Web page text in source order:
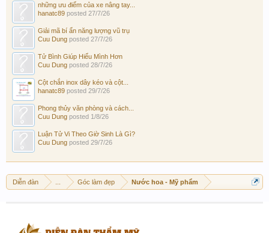
những ưu điểm của xe nâng tay...
hanatc89 posted 27/7/26
Giải mã bí ẩn năng lượng vũ trụ
Cuu Dung posted 27/7/26
Tử Bình Giúp Hiểu Mình Hơn
Cuu Dung posted 28/7/26
Cột chắn inox dây kéo và cột...
hanatc89 posted 29/7/26
Phong thủy văn phòng và cách...
Cuu Dung posted 1/8/26
Luận Tử Vi Theo Giờ Sinh Là Gì?
Cuu Dung posted 29/7/26
Diễn đàn Góc làm đẹp Nước hoa - Mỹ phẩm